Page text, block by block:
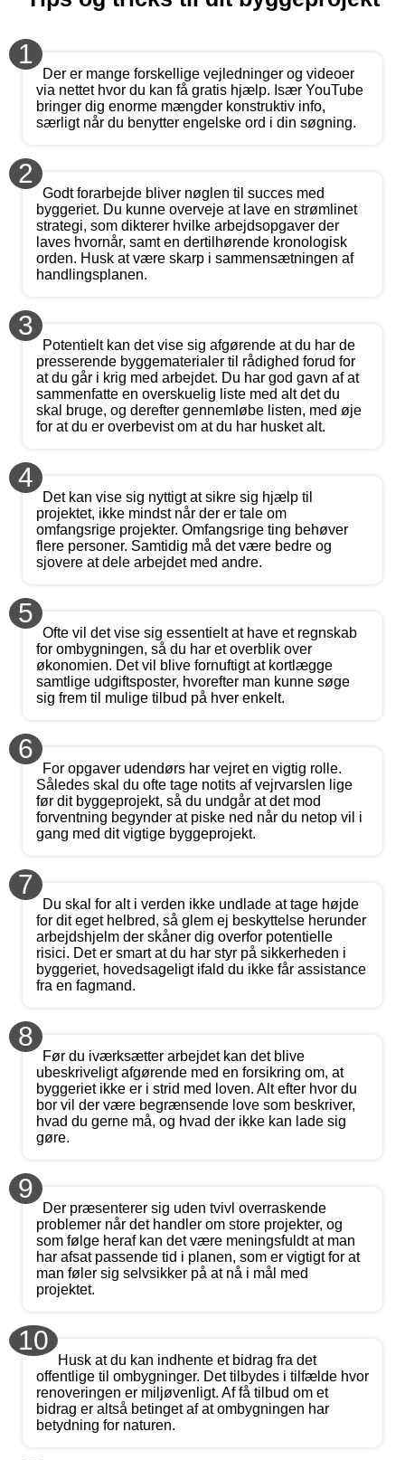
1
Der er mange forskellige vejledninger og videoer
via nettet hvor du kan få gratis hjælp. Især YouTube
bringer dig enorme mængder konstruktiv info,
særligt når du benytter engelske ord i din søgning.
2
Godt forarbejde bliver nøglen til succes med
byggeriet. Du kunne overveje at lave en strømlinet
strategi, som dikterer hvilke arbejdsopgaver der
laves hvornår, samt en dertilhørende kronologisk
orden. Husk at være skarp i sammensætningen af
handlingsplanen.
3
Potentielt kan det vise sig afgørende at du har de
presserende byggematerialer til rådighed forud for
at du går i krig med arbejdet. Du har god gavn af at
sammenfatte en overskuelig liste med alt det du
skal bruge, og derefter gennemløbe listen, med øje
for at du er overbevist om at du har husket alt.
4
Det kan vise sig nyttigt at sikre sig hjælp til
projektet, ikke mindst når der er tale om
omfangsrige projekter. Omfangsrige ting behøver
flere personer. Samtidig må det være bedre og
sjovere at dele arbejdet med andre.
5
Ofte vil det vise sig essentielt at have et regnskab
for ombygningen, så du har et overblik over
økonomien. Det vil blive fornuftigt at kortlægge
samtlige udgiftsposter, hvorefter man kunne søge
sig frem til mulige tilbud på hver enkelt.
6
For opgaver udendørs har vejret en vigtig rolle.
Således skal du ofte tage notits af vejrvarslen lige
før dit byggeprojekt, så du undgår at det mod
forventning begynder at piske ned når du netop vil i
gang med dit vigtige byggeprojekt.
7
Du skal for alt i verden ikke undlade at tage højde
for dit eget helbred, så glem ej beskyttelse herunder
arbejdshjelm der skåner dig overfor potentielle
risici. Det er smart at du har styr på sikkerheden i
byggeriet, hovedsageligt ifald du ikke får assistance
fra en fagmand.
8
Før du iværksætter arbejdet kan det blive
ubeskriveligt afgørende med en forsikring om, at
byggeriet ikke er i strid med loven. Alt efter hvor du
bor vil der være begrænsende love som beskriver,
hvad du gerne må, og hvad der ikke kan lade sig
gøre.
9
Der præsenterer sig uden tvivl overraskende
problemer når det handler om store projekter, og
som følge heraf kan det være meningsfuldt at man
har afsat passende tid i planen, som er vigtigt for at
man føler sig selvsikker på at nå i mål med
projektet.
10
Husk at du kan indhente et bidrag fra det
offentlige til ombygninger. Det tilbydes i tilfælde hvor
renoveringen er miljøvenligt. Af få tilbud om et
bidrag er altså betinget af at ombygningen har
betydning for naturen.